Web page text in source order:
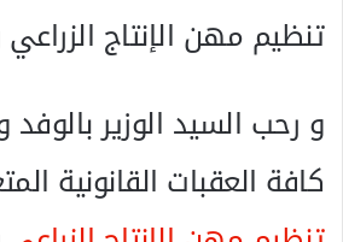
تنظيم مهن الإنتاج
و رحب السيد الوزير بالوفد
كافة العقبات القانونية